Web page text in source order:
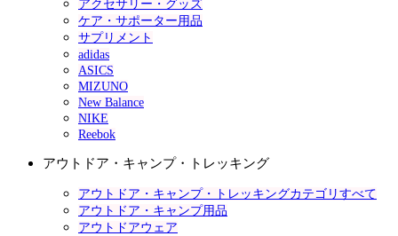
アクセサリー・グッズ
ケア・サポーター用品
サプリメント
adidas
ASICS
MIZUNO
New Balance
NIKE
Reebok
アウトドア・キャンプ・トレッキング
アウトドア・キャンプ・トレッキングカテゴリすべて
アウトドア・キャンプ用品
アウトドアウェア